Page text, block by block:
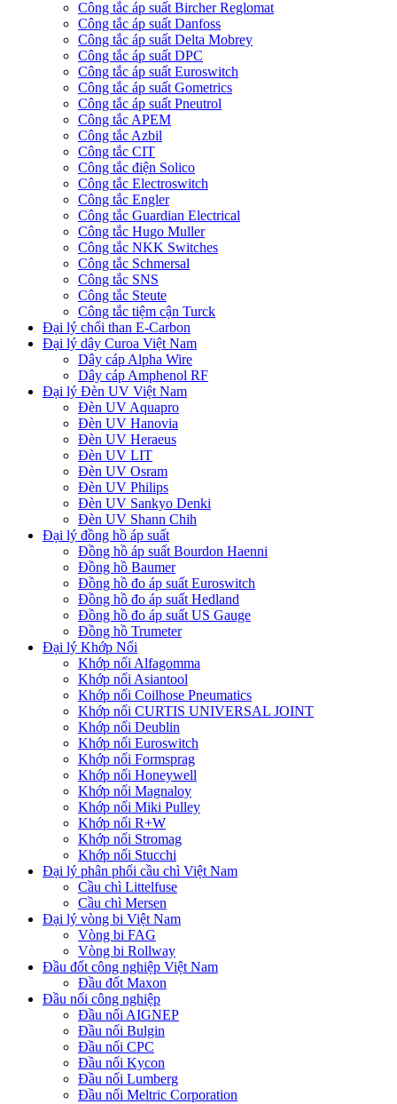
Công tắc áp suất Bircher Reglomat
Công tắc áp suất Danfoss
Công tắc áp suất Delta Mobrey
Công tắc áp suất DPC
Công tắc áp suất Euroswitch
Công tắc áp suất Gometrics
Công tắc áp suất Pneutrol
Công tắc APEM
Công tắc Azbil
Công tắc CIT
Công tắc điện Solico
Công tắc Electroswitch
Công tắc Engler
Công tắc Guardian Electrical
Công tắc Hugo Muller
Công tắc NKK Switches
Công tắc Schmersal
Công tắc SNS
Công tắc Steute
Công tắc tiệm cận Turck
Đại lý chổi than E-Carbon
Đại lý dây Curoa Việt Nam
Dây cáp Alpha Wire
Dây cáp Amphenol RF
Đại lý Đèn UV Việt Nam
Đèn UV Aquapro
Đèn UV Hanovia
Đèn UV Heraeus
Đèn UV LIT
Đèn UV Osram
Đèn UV Philips
Đèn UV Sankyo Denki
Đèn UV Shann Chih
Đại lý đồng hồ áp suất
Đồng hồ áp suất Bourdon Haenni
Đồng hồ Baumer
Đồng hồ đo áp suất Euroswitch
Đồng hồ đo áp suất Hedland
Đồng hồ đo áp suất US Gauge
Đồng hồ Trumeter
Đại lý Khớp Nối
Khớp nối Alfagomma
Khớp nối Asiantool
Khớp nối Coilhose Pneumatics
Khớp nối CURTIS UNIVERSAL JOINT
Khớp nối Deublin
Khớp nối Euroswitch
Khớp nối Formsprag
Khớp nối Honeywell
Khớp nối Magnaloy
Khớp nối Miki Pulley
Khớp nối R+W
Khớp nối Stromag
Khớp nối Stucchi
Đại lý phân phối cầu chì Việt Nam
Cầu chì Littelfuse
Cầu chì Mersen
Đại lý vòng bi Việt Nam
Vòng bi FAG
Vòng bi Rollway
Đầu đốt công nghiệp Việt Nam
Đầu đốt Maxon
Đầu nối công nghiệp
Đầu nối AIGNEP
Đầu nối Bulgin
Đầu nối CPC
Đầu nối Kycon
Đầu nối Lumberg
Đầu nối Meltric Corporation